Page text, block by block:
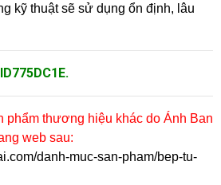
kỹ thuật sẽ sử dụng ổn định, lâu
phẩm thương hiệu khác do Ánh Ban
web sau:
danh-muc-san-pham/bep-tu-